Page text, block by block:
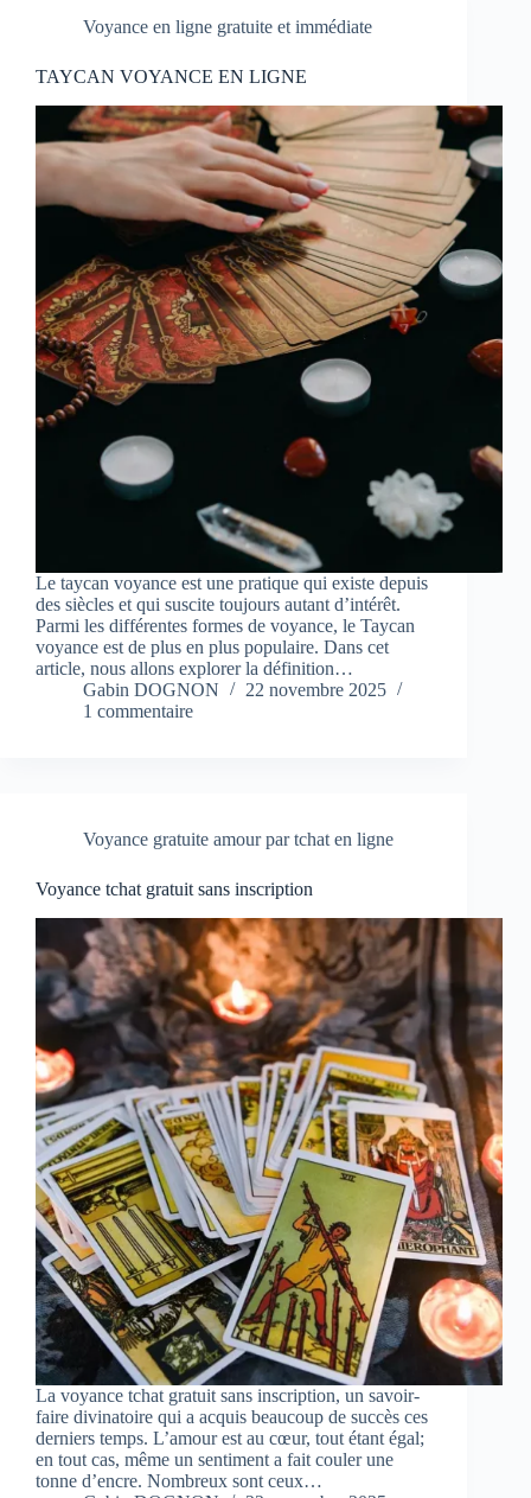
Voyance en ligne gratuite et immédiate
TAYCAN VOYANCE EN LIGNE
Le taycan voyance est une pratique qui existe depuis
des siècles et qui suscite toujours autant d’intérêt.
Parmi les différentes formes de voyance, le Taycan
voyance est de plus en plus populaire. Dans cet
article, nous allons explorer la définition…
Gabin DOGNON
22 novembre 2025
1 commentaire
Voyance gratuite amour par tchat en ligne
Voyance tchat gratuit sans inscription
La voyance tchat gratuit sans inscription, un savoir-
faire divinatoire qui a acquis beaucoup de succès ces
derniers temps. L’amour est au cœur, tout étant égal;
en tout cas, même un sentiment a fait couler une
tonne d’encre. Nombreux sont ceux…